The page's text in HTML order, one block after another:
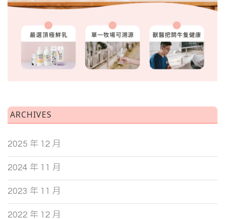
ARCHIVES
2025 年 12 月
2024 年 11 月
2023 年 11 月
2022 年 12 月